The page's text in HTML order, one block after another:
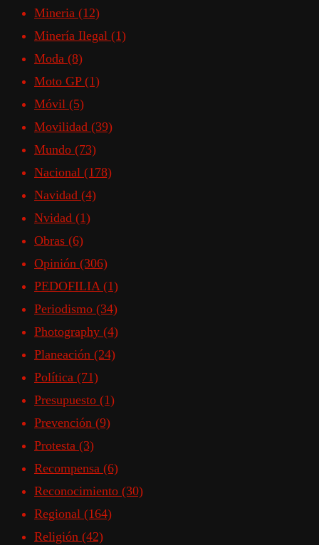
Mineria (12)
Minería Ilegal (1)
Moda (8)
Moto GP (1)
Móvil (5)
Movilidad (39)
Mundo (73)
Nacional (178)
Navidad (4)
Nvidad (1)
Obras (6)
Opinión (306)
PEDOFILIA (1)
Periodismo (34)
Photography (4)
Planeación (24)
Política (71)
Presupuesto (1)
Prevención (9)
Protesta (3)
Recompensa (6)
Reconocimiento (30)
Regional (164)
Religión (42)